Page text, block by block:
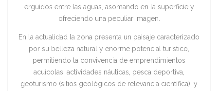
erguidos entre las aguas, asomando en la superficie y
ofreciendo una peculiar imagen.
En la actualidad la zona presenta un paisaje caracterizado
por su belleza natural y enorme potencial turístico,
permitiendo la convivencia de emprendimientos
acuícolas, actividades náuticas, pesca deportiva,
geoturismo (sitios geológicos de relevancia científica), y